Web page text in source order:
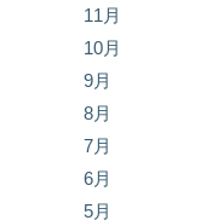
11月
10月
9月
8月
7月
6月
5月